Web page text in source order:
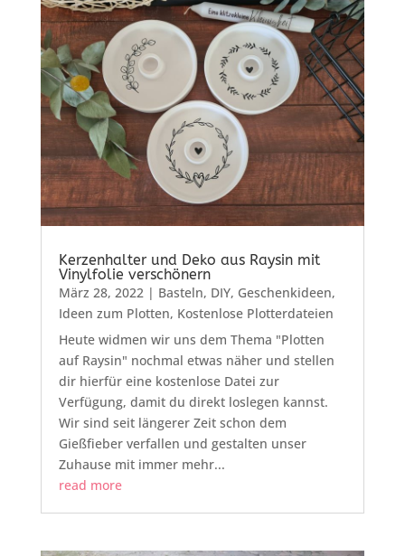
Kerzenhalter und Deko aus Raysin mit
Vinylfolie verschönern
März 28, 2022 | Basteln, DIY, Geschenkideen,
Ideen zum Plotten, Kostenlose Plotterdateien
Heute widmen wir uns dem Thema "Plotten
auf Raysin" nochmal etwas näher und stellen
dir hierfür eine kostenlose Datei zur
Verfügung, damit du direkt loslegen kannst.
Wir sind seit längerer Zeit schon dem
Gießfieber verfallen und gestalten unser
Zuhause mit immer mehr...
read more